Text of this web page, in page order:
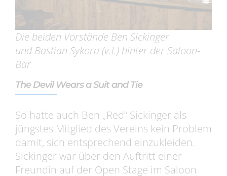
Die beiden Vorstände Ben Sickinger
und Bastian Sykora (v.l.) hinter der Saloon-
Bar
The Devil Wears a Suit and Tie
So hatte auch Ben „Red“ Sickinger als
jüngstes Mitglied des Vereins kein Problem
damit, sich entsprechend einzukleiden.
Sickinger war über den Auftritt einer
Freundin auf der Open Stage im Saloon